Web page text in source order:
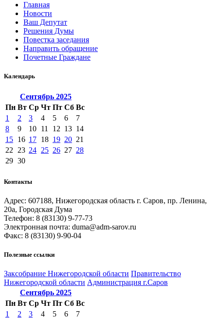
Главная
Новости
Ваш Депутат
Решения Думы
Повестка заседания
Направить обращение
Почетные Граждане
Календарь
Сентябрь 2025
Пн Вт Ср Чт Пт Сб Вс
1
2 3 4 5 6
7
8
9 10 11 12 13 14
15 16 17 18 19 20 21
22
23 24 25 26 27 28
29 30
Контакты
Адрес: 607188, Нижегородская область г. Саров, пр. Ленина,
20а, Городская Дума
Телефон: 8 (83130) 9-77-73
Электронная почта: duma@adm-sarov.ru
Факс: 8 (83130) 9-90-04
Полезные ссылки
Закcобрание Нижегородской области Правительство
Нижегородской области Администрация г.Саров
Сентябрь 2025
Пн Вт Ср Чт Пт Сб Вс
1
2 3 4 5 6 7